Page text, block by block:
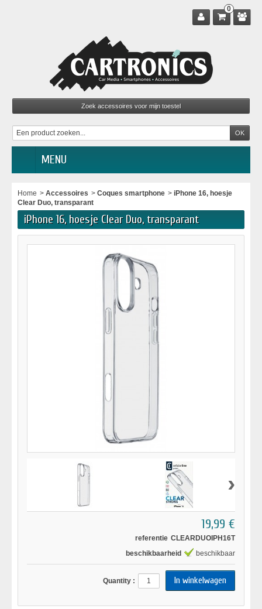
0
MENU
Home > Accessoires > Coques smartphone > iPhone 16, hoesje
Clear Duo, transparant
iPhone 16, hoesje Clear Duo, transparant
›
19,99 €
referentie CLEARDUOIPH16T
beschikbaarheid
beschikbaar
Quantity :